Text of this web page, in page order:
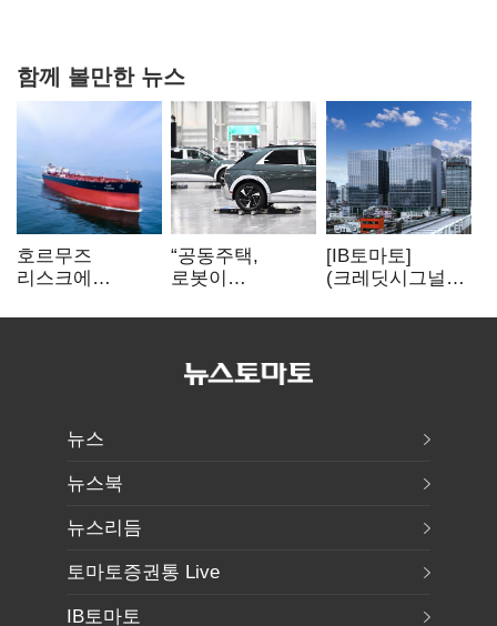
함께 볼만한 뉴스
호르무즈
리스크에
확보…해운·조선
“공동주택,
로봇이
현대차그룹의
[IB토마토]
(크레딧시그널)
반등에도
뉴스
뉴스북
뉴스리듬
토마토증권통 Live
IB토마토